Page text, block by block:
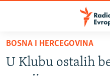
Pređite
glavni
VIJESTI
BOSNA I HERCEGOVINA
U Klubu ostalih